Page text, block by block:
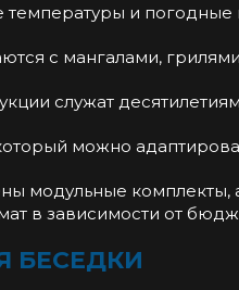
и погодные
с мангалами,
служат
можно
модульные
в зависимости от
БЕСЕДКИ